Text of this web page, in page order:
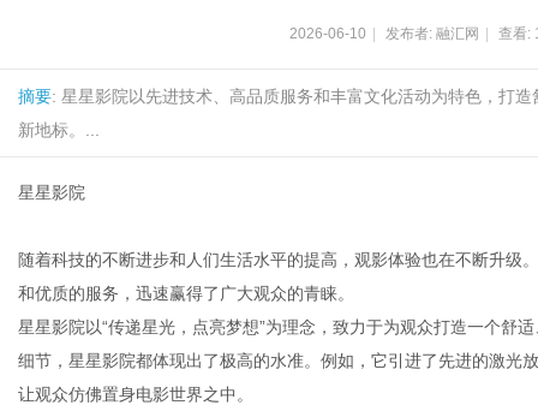
2026-06-10 发布者: 融汇网 查看:
摘要: 星星影院以先进技术、高品质服务和丰富文化活动为特色，打
新地标。...
星星影院
随着科技的不断进步和人们生活水平的提高，观影体验也在不断升级
和优质的服务，迅速赢得了广大观众的青睐。
星星影院以“传递星光，点亮梦想”为理念，致力于为观众打造一个舒
细节，星星影院都体现出了极高的水准。例如，它引进了先进的激光
让观众仿佛置身电影世界之中。